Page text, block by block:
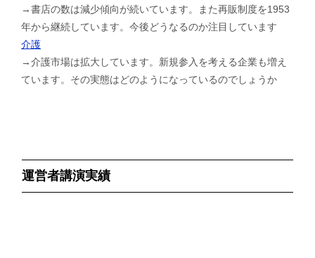
→書店の数は減少傾向が続いています。また再販制度を1953
年から継続しています。今後どうなるのか注目しています
介護
→介護市場は拡大しています。新規参入を考える企業も増え
ています。その実態はどのようになっているのでしょうか
運営者講演実績